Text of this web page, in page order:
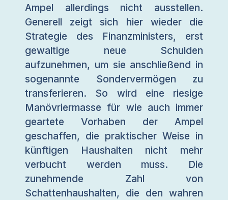
Ampel allerdings nicht ausstellen.
Generell zeigt sich hier wieder die
Strategie des Finanzministers, erst
gewaltige neue Schulden
aufzunehmen, um sie anschließend in
sogenannte Sondervermögen zu
transferieren. So wird eine riesige
Manövriermasse für wie auch immer
geartete Vorhaben der Ampel
geschaffen, die praktischer Weise in
künftigen Haushalten nicht mehr
verbucht werden muss. Die
zunehmende Zahl von
Schattenhaushalten, die den wahren